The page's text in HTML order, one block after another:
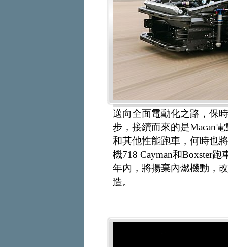
邁向全面電動化之路，保
步，接續而來的是Macan
和其他性能跑車，何時也
機718 Cayman和Boxster
年內，將揚棄內燃機動，
造。